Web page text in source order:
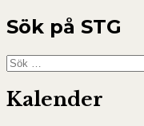
Sök på STG
Sök
efter:
Kalender